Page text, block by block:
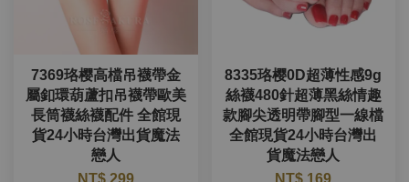
7369珞樱高檔吊襪帶金
屬釦環葫蘆扣吊襪帶歐美
長筒襪絲襪配件 全館現
貨24小時台灣出貨魔法
戀人
NT$ 299
8335珞樱0D超薄性感9g
絲襪480針超薄黑絲情趣
款腳尖透明帶腳型一線檔
全館現貨24小時台灣出
貨魔法戀人
NT$ 169